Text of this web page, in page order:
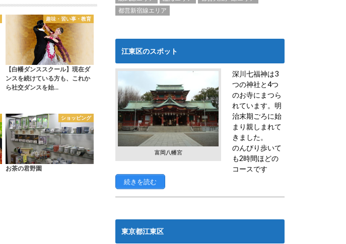
趣味・習い事・教育
【白幡ダンススクール】現在ダ
ンスを続けている方も、これか
ら社交ダンスを始…
ショッピング
お茶の君野園
都営新宿線エリア
江東区のスポット
富岡八幡宮
深川七福神は3
つの神社と4つ
のお寺にまつら
れています。明
治末期ごろに始
まり親しまれて
きました。
のんびり歩いて
も2時間ほどの
コースです
続きを読む
東京都江東区